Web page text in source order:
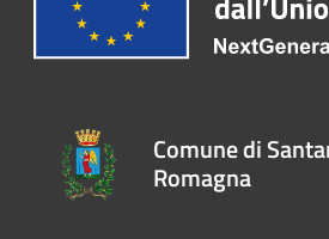
Comune di
Romagna